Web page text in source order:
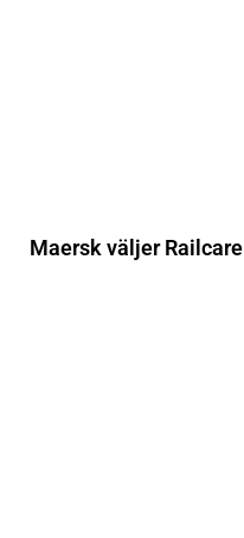
Maersk väljer Railcare